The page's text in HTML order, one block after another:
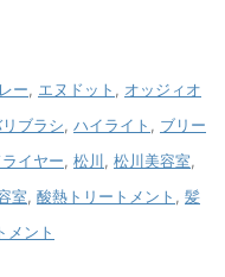
ー, エヌドット , オッジィオ
ブラシ, ハイライト , ブリー
イヤー, 松川, 松川美容室,
室, 酸熱トリートメント , 髪
メント